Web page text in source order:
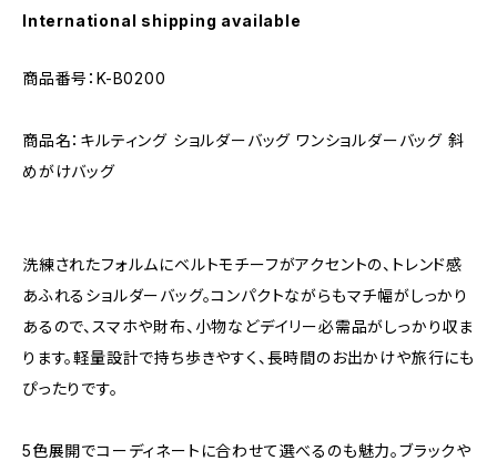
International shipping available
商品番号：K-B0200
商品名：キルティング ショルダーバッグ ワンショルダーバッグ 斜
めがけバッグ
洗練されたフォルムにベルトモチーフがアクセントの、トレンド感
あふれるショルダーバッグ。コンパクトながらもマチ幅がしっかり
あるので、スマホや財布、小物などデイリー必需品がしっかり収ま
ります。軽量設計で持ち歩きやすく、長時間のお出かけや旅行にも
ぴったりです。
5色展開でコーディネートに合わせて選べるのも魅力。ブラックや